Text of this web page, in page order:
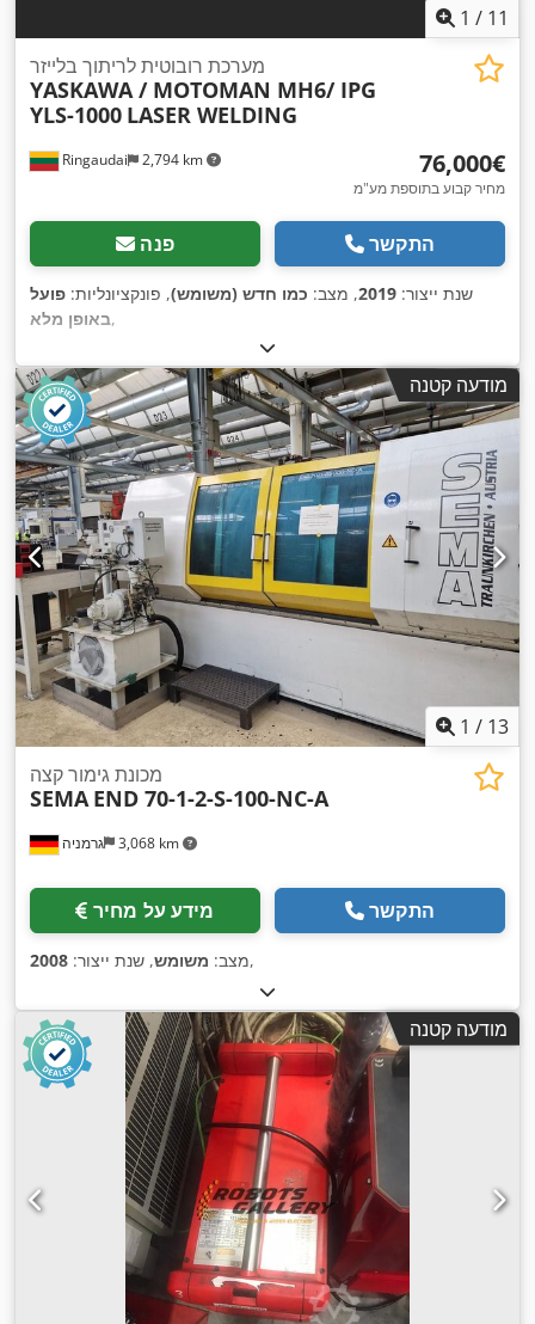
1 / 11
Ringaudai 2,794 km
מערכת רובוטית לריתוך בלייזר
YASKAWA / MOTOMAN MH6/ IPG
YLS-1000 LASER WELDING
‏76,000 ‏€
מחיר קבוע בתוספת מע"מ
פנה התקשר
שנת ייצור: 2019, מצב: כמו חדש (משומש), פונקציונליות: פועל
באופן מלא,
מודעה קטנה
1 / 13
גרמניה 3,068 km
מכונת גימור קצה
SEMA END 70-1-2-S-100-NC-A
מידע על מחיר התקשר
מצב: משומש, שנת ייצור: 2008 ,
מודעה קטנה